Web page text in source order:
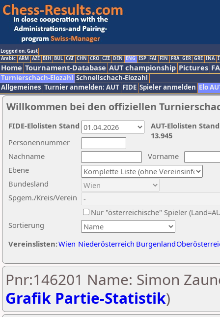
Logged on: Gast
Arabic ARM AZE BIH BUL CAT CHN CRO CZE DEN ENG ESP FAI FIN FRA GER GRE INA
Home Tournament-Database AUT championship Pictures
Turnierschach-Elozahl Schnellschach-Elozahl
Allgemeines Turnier anmelden: AUT FIDE Spieler anmelden Elo
Willkommen bei den offiziellen
Nachname
Vorname
Ebene
Sortierung
Personennummer
Bundesland
Spgem./Kreis/Verein
Nur "österreichische" Spieler
Vereinslisten:Wien Niederösterreich Burgenland
AUT-Elolisten
13.945
FIDE-Elolisten Stand
Pnr:146201 Name: Simon
Grafik Partie-Statistik)